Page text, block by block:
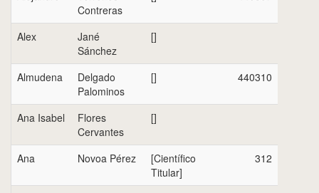
Contreras
Alex
Jané
Sánchez
[]
Almudena
Delgado
Palominos
[] 440310
Ana Isabel
Flores
Cervantes
[]
Ana Novoa Pérez
[Científico
Titular]
312